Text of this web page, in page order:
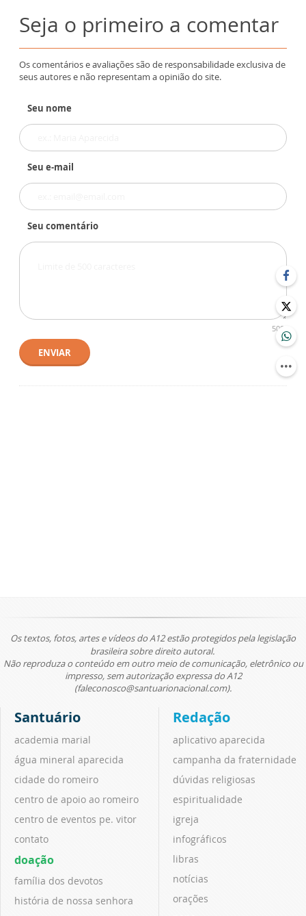
Seja o primeiro a comentar
Os comentários e avaliações são de responsabilidade exclusiva de
seus autores e não representam a opinião do site.
Seu nome
Seu e-mail
Seu comentário
500
ENVIAR
Os textos, fotos, artes e vídeos do A12 estão protegidos pela legislação
brasileira sobre direito autoral.
Não reproduza o conteúdo em outro meio de comunicação, eletrônico ou
impresso, sem autorização expressa do A12
(faleconosco@santuarionacional.com).
Santuário
academia marial
água mineral aparecida
cidade do romeiro
centro de apoio ao romeiro
centro de eventos pe. vitor
contato
doação
família dos devotos
história de nossa senhora
Redação
aplicativo aparecida
campanha da fraternidade
dúvidas religiosas
espiritualidade
igreja
infográficos
libras
notícias
orações